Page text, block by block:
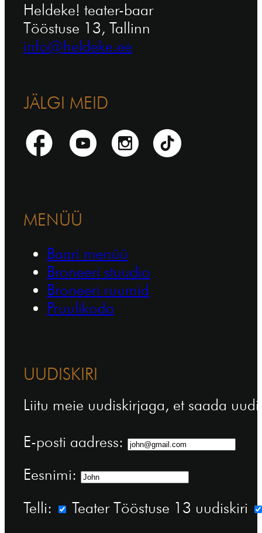
Heldeke! teater-baar
Tööstuse 13, Tallinn
info@heldeke.ee
JÄLGI MEID
MENÜÜ
Baari menüü
Broneeri stuudio
Broneeri ruumid
Pruulikoda
UUDISKIRI
Liitu meie uudiskirjaga, et saada
E-posti aadress:
Eesnimi:
Telli:
Teater Tööstuse 13 uudiskiri